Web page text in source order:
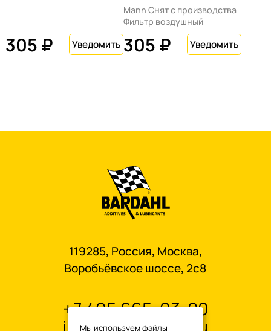
305 ₽
Mann Снят с производства
Фильтр воздушный
305 ₽
119285, Россия, Москва,
Воробьёвское шоссе, 2с8
+7 495 665-93-00
Мы используем файлы